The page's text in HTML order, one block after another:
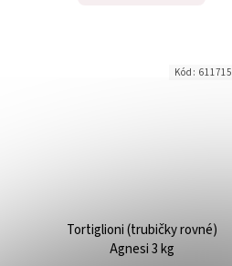
Tortiglioni (trubičky rovné)
Agnesi 3 kg
Kód: 611715